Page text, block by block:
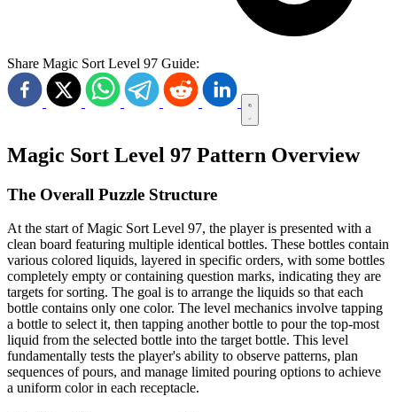
Share Magic Sort Level 97 Guide:
Magic Sort Level 97 Pattern Overview
The Overall Puzzle Structure
At the start of Magic Sort Level 97, the player is presented with a
clean board featuring multiple identical bottles. These bottles contain
various colored liquids, layered in specific orders, with some bottles
completely empty or containing question marks, indicating they are
targets for sorting. The goal is to arrange the liquids so that each
bottle contains only one color. The level mechanics involve tapping
a bottle to select it, then tapping another bottle to pour the top-most
liquid from the selected bottle into the target bottle. This level
fundamentally tests the player's ability to observe patterns, plan
sequences of pours, and manage limited pouring options to achieve
a uniform color in each receptacle.